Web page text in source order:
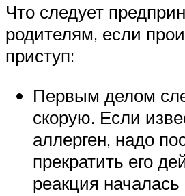
Что следует
родителям, если
приступ:
Первым делом
скорую. Если
аллерген, надо
прекратить его
реакция